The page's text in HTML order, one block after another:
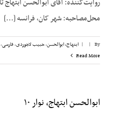
محل‌مصاحبه: شهر کان، فرانسه [...]
By
|
| ابتهاج، ابوالحسن,حبیب لاجوردی,فارسی,
Read More
ابوالحسن ابتهاج، نوار ۱۰